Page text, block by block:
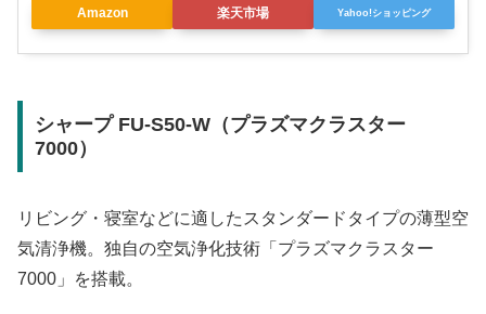
Amazon 楽天市場 Yahoo!ショッピング
シャープ FU-S50-W（プラズマクラスター
7000）
リビング・寝室などに適したスタンダードタイプの薄型空
気清浄機。独自の空気浄化技術「プラズマクラスター
7000」を搭載。